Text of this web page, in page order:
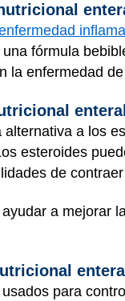
fórmula
la enfermedad
a los
esteroides
de
a mejorar
para